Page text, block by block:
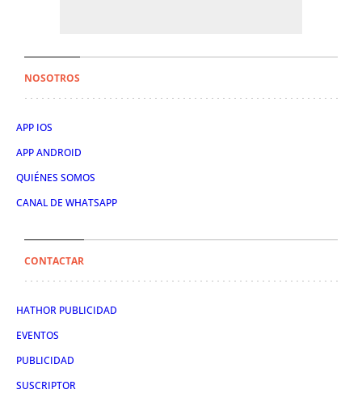
NOSOTROS
APP IOS
APP ANDROID
QUIÉNES SOMOS
CANAL DE WHATSAPP
CONTACTAR
HATHOR PUBLICIDAD
EVENTOS
PUBLICIDAD
SUSCRIPTOR